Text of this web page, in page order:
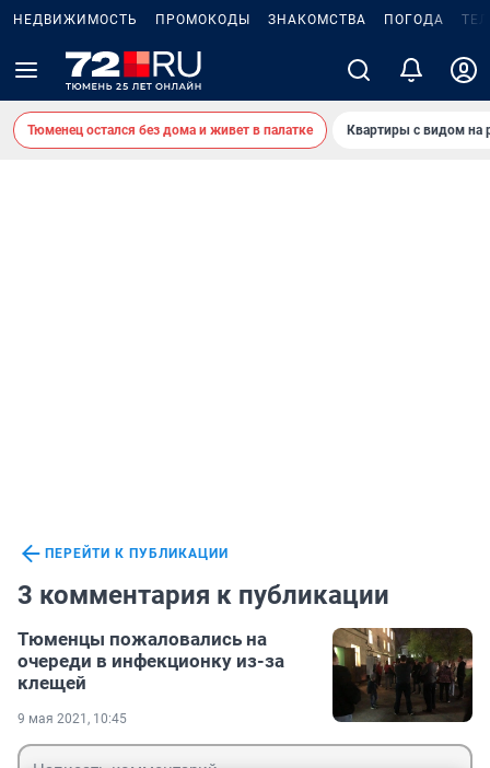
НЕДВИЖИМОСТЬ ПРОМОКОДЫ ЗНАКОМСТВА ПОГОДА
Тюменец остался без дома и живет в палатке Квартиры с видом на
ПЕРЕЙТИ К ПУБЛИКАЦИИ
3 комментария к публикации
Тюменцы пожаловались на
очереди в инфекционку из-за
клещей
9 мая 2021, 10:45